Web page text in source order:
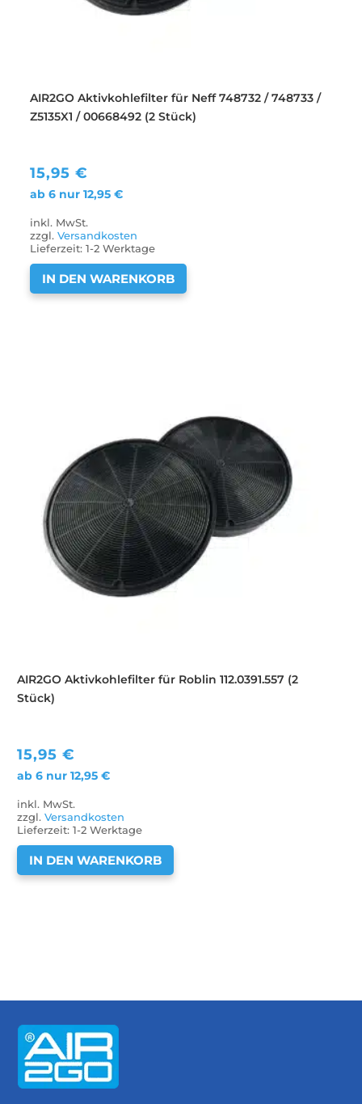
AIR2GO Aktivkohlefilter für Neff 748732 / 748733 /
Z5135X1 / 00668492 (2 Stück)
15,95€
ab 6 nur12,95€
inkl. MwSt.
zzgl.Versandkosten
Lieferzeit:1-2 Werktage
IN DEN WARENKORB
AIR2GO Aktivkohlefilter für Roblin 112.0391.557 (2
Stück)
15,95€
ab 6 nur12,95€
inkl. MwSt.
zzgl.Versandkosten
Lieferzeit:1-2 Werktage
IN DEN WARENKORB